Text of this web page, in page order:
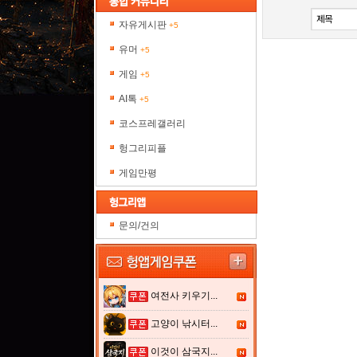
자유게시판 +5
유머 +5
게임 +5
AI톡 +5
코스프레갤러리
헝그리피플
게임만평
문의/건의
여전사 키우기...
고양이 낚시터...
이것이 삼국지...